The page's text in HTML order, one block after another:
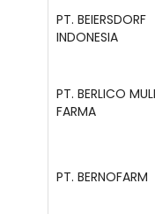
PT. BEIERSDORF
INDONESIA
PT. BERLICO
FARMA
PT. BERNOFARM